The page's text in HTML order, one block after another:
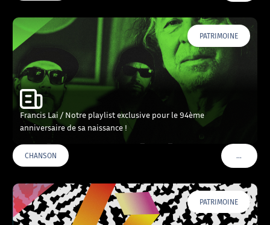
PATRIMOINE
Francis Lai / Notre playlist exclusive pour le 94ème
anniversaire de sa naissance !
CHANSON …VOIR
PATRIMOINE